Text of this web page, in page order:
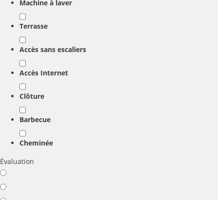
Machine à laver
Terrasse
Accès sans escaliers
Accès Internet
Clôture
Barbecue
Cheminée
Évaluation